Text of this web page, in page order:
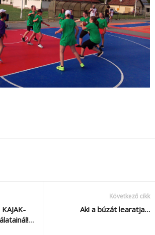
Következő cikk
Aki a búzát learatja…